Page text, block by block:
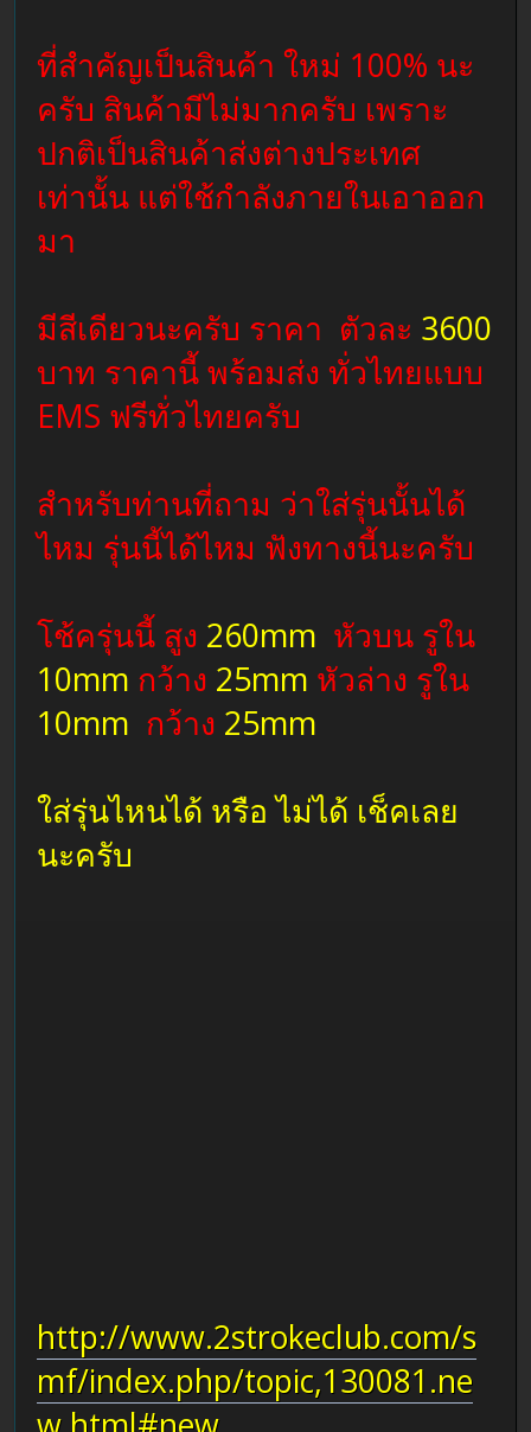
ที่สำคัญเป็นสินค้า ใหม่ 100% นะ
ครับ สินค้ามีไม่มากครับ เพราะ
ปกติเป็นสินค้าส่งต่างประเทศ
เท่านั้น แต่ใช้กำลังภายในเอาออก
มา
มีสีเดียวนะครับ ราคา ตัวละ 3600
บาท ราคานี้ พร้อมส่ง ทั่วไทยแบบ
EMS ฟรีทั่วไทยครับ
สำหรับท่านที่ถาม ว่าใส่รุ่นนั้นได้
ไหม รุ่นนี้ได้ไหม ฟังทางนี้นะครับ
โช้ครุ่นนี้ สูง 260mm หัวบน รูใน
10mm กว้าง 25mm หัวล่าง รูใน
10mm กว้าง 25mm
ใส่รุ่นไหนได้ หรือ ไม่ได้ เช็คเลย
นะครับ
http://www.2strokeclub.com/s
mf/index.php/topic,130081.ne